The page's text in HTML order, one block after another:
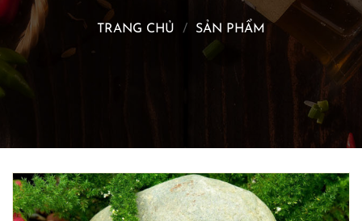
TRANG CHỦ / SẢN PHẨM